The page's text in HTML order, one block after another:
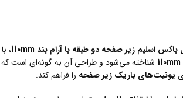
اسلیم زیر صفحه دو طبقه با آرام بند 110 mm
، با
mm
شناخته می‌شود و طراحی آن به گونه‌ای است که
یونیت‌های باریک زیر صفحه را فراهم کند.